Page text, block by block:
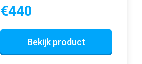
€440
Bekijk product